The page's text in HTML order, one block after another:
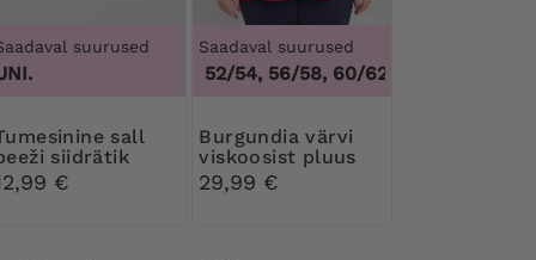
suurused
sall
siidrätik
€
Saadaval suurused
48/50, 52/54, 56/58, 60/62,
Burgundia värvi
viskoosist pluus
29,99 €